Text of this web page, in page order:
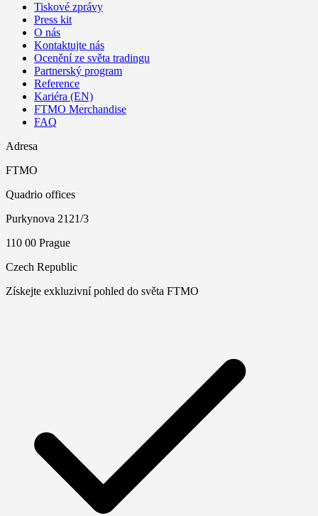
Tiskové zprávy
Press kit
O nás
Kontaktujte nás
Ocenění ze světa tradingu
Partnerský program
Reference
Kariéra (EN)
FTMO Merchandise
FAQ
Adresa
FTMO
Quadrio offices
Purkynova 2121/3
110 00 Prague
Czech Republic
Získejte exkluzivní pohled do světa FTMO